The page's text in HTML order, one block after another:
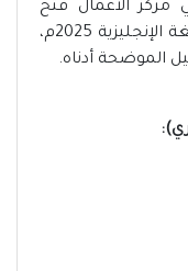
مركز الأعمال فتح
التسجيل (رجال / نساء) في برامج اللغة الإنجليزية 2025م،
الموضحة أدناه.